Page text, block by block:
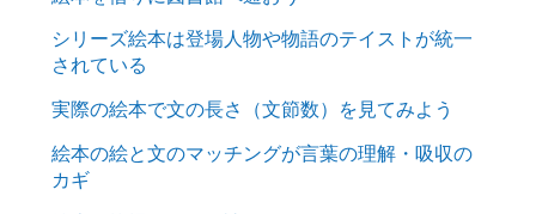
シリーズ絵本は登場人物や物語のテイストが統一
されている
実際の絵本で文の長さ（文節数）を見てみよう
絵本の絵と文のマッチングが言葉の理解・吸収の
カギ